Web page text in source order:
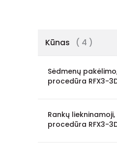
Kūnas ( 4 )
Sėdmenų
procedūra RFX3-
Rankų
procedūra RFX3-